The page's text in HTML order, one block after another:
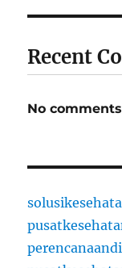
Recent
No